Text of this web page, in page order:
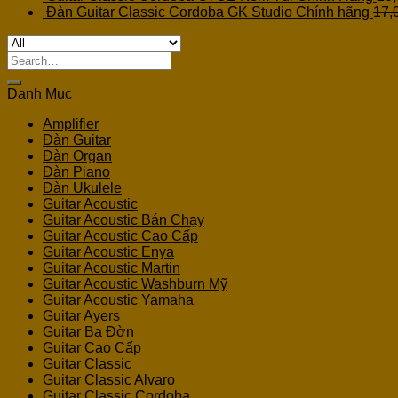
Đàn Guitar Classic Cordoba GK Studio Chính hãng
Search
for:
Danh Mục
Amplifier
Đàn Guitar
Đàn Organ
Đàn Piano
Đàn Ukulele
Guitar Acoustic
Guitar Acoustic Bán Chạy
Guitar Acoustic Cao Cấp
Guitar Acoustic Enya
Guitar Acoustic Martin
Guitar Acoustic Washburn Mỹ
Guitar Acoustic Yamaha
Guitar Ayers
Guitar Ba Đờn
Guitar Cao Cấp
Guitar Classic
Guitar Classic Alvaro